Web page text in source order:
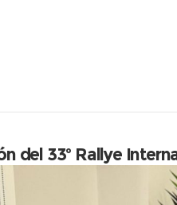
del 33º Rallye